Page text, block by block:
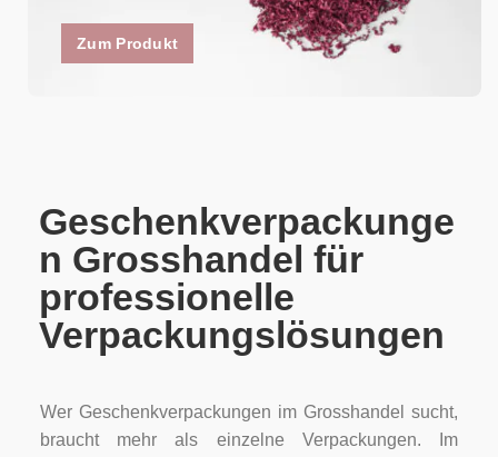
Zum Produkt
Geschenkverpackunge
n Grosshandel für
professionelle
Verpackungslösungen
Wer Geschenkverpackungen im Grosshandel sucht,
braucht mehr als einzelne Verpackungen. Im